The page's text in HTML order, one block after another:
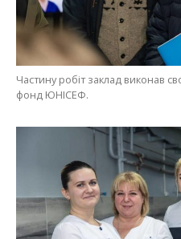
Частину робіт заклад виконав
фонд ЮНІСЕФ.